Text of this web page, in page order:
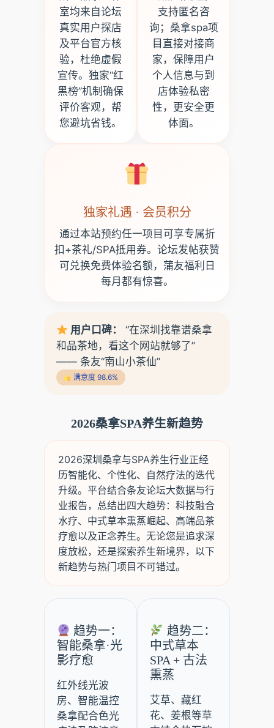
室均来自论坛
真实用户探店
及平台官方核
验，杜绝虚假
宣传。独家“红
黑榜”机制确保
评价客观，帮
您避坑省钱。
支持匿名咨
询；桑拿spa项
目直接对接商
家，保障用户
个人信息与到
店体验私密
性，更安全更
体面。
独家礼遇 · 会员积分
通过本站预约任一项目可享专属折
扣+茶礼/SPA抵用券。论坛发帖获赞
可兑换免费体验名额，蒲友福利日
每月都有惊喜。
用户口碑：
“在深圳找靠谱桑拿
和品茶地，看这个网站就够了”
—— 条友“南山小茶仙”
满意度 98.6%
2026桑拿SPA养生新趋势
2026深圳桑拿与SPA养生行业正经
历智能化、个性化、自然疗法的迭代
升级。平台结合条友论坛大数据与行
业报告，总结出四大趋势：科技融合
水疗、中式草本熏蒸崛起、高端品茶
疗愈以及正念养生。无论您是追求深
度放松，还是探索养生新境界，以下
新趋势与热门项目不可错过。
趋势一：
智能桑拿·光
影疗愈
红外线光波
房、智能温控
桑拿配合色光
趋势二：
中式草本
SPA + 古法
熏蒸
艾草、藏红
花、姜根等草